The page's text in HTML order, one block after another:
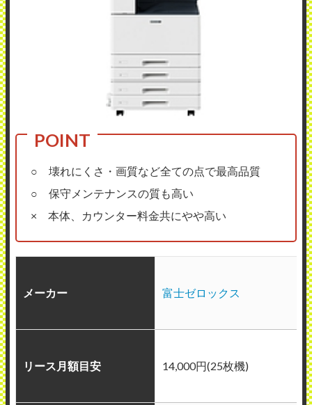
○ 壊れにくさ・画質など全ての点で最高品質
○ 保守メンテナンスの質も高い
× 本体、カウンター料金共にやや高い
メーカー 富士ゼロックス
リース月額目安 14,000円(25枚機)